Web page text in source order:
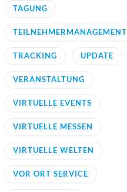
TAGUNG
TEILNEHMERMANAGEMENT
TRACKING UPDATE
VERANSTALTUNG
VIRTUELLE EVENTS
VIRTUELLE MESSEN
VIRTUELLE WELTEN
VOR ORT SERVICE